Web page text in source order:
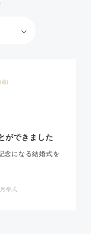
点)
ができました
念になる結婚式を
挙式